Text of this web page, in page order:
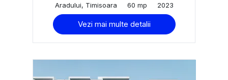
Aradului, Timisoara
60 mp 2023
Vezi mai multe detalii